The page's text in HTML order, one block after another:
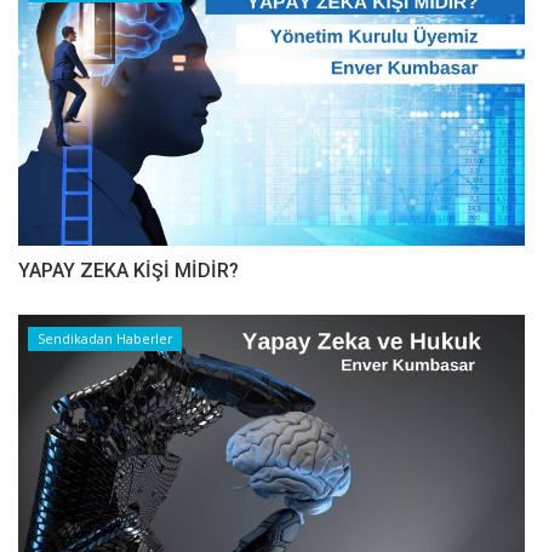
YAPAY ZEKA KİŞİ MİDİR?
Sendikadan Haberler